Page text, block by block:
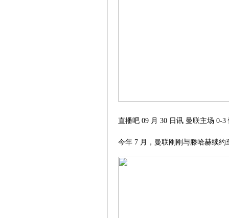
直播吧 09 月 30 日讯 曼联主场 0-
今年 7 月，曼联刚刚与滕哈赫续